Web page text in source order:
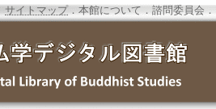
サイトマップ．本館について ． 諮問委員会 ．